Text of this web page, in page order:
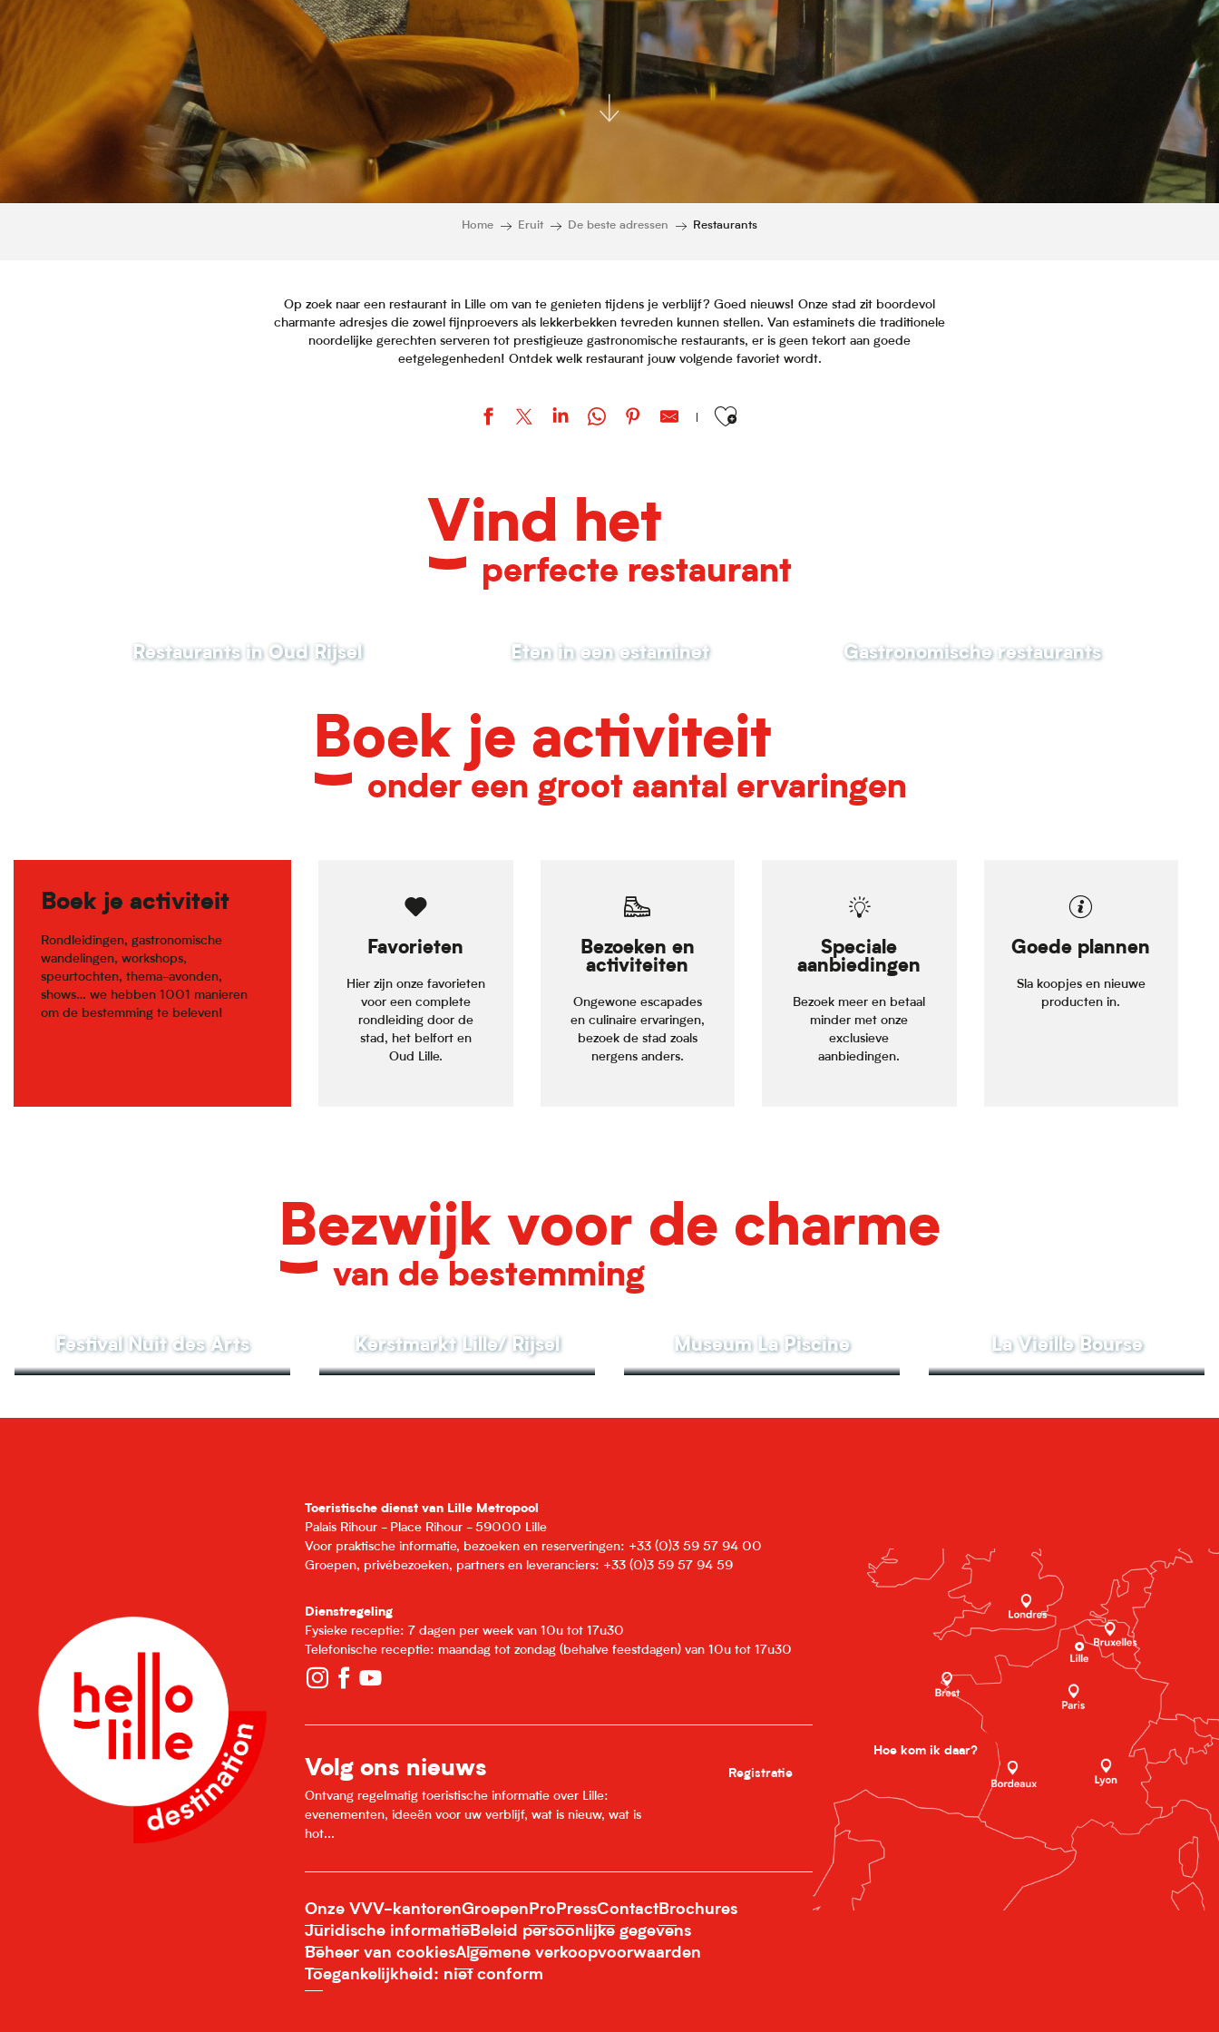
Home Eruit De beste adressen Restaurants
Op zoek naar een restaurant in Lille om van te genieten tijdens je verblijf? Goed nieuws! Onze stad zit boordevol
charmante adresjes die zowel fijnproevers als lekkerbekken tevreden kunnen stellen. Van estaminets die traditionele
noordelijke gerechten serveren tot prestigieuze gastronomische restaurants, er is geen tekort aan goede
eetgelegenheden! Ontdek welk restaurant jouw volgende favoriet wordt.
Ajouter aux favoris
Vind het
perfecte restaurant
Restaurants in Oud Rijsel Eten in een estaminet Gastronomische restaurants
Boek je activiteit
onder een groot aantal ervaringen
Boek je activiteit
Rondleidingen, gastronomische
wandelingen, workshops,
speurtochten, thema-avonden,
shows… we hebben 1001 manieren
om de bestemming te beleven!
Favorieten
Hier zijn onze favorieten
voor een complete
rondleiding door de
stad, het belfort en
Oud Lille.
Bezoeken en
activiteiten
Ongewone escapades
en culinaire ervaringen,
bezoek de stad zoals
nergens anders.
Speciale
aanbiedingen
Bezoek meer en betaal
minder met onze
exclusieve
aanbiedingen.
Goede plannen
Sla koopjes en nieuwe
producten in.
Bezwijk voor de charme
van de bestemming
Festival Nuit des Arts Kerstmarkt Lille/ Rijsel Museum La Piscine La Vieille Bourse
Toeristische dienst van Lille Metropool
Palais Rihour - Place Rihour - 59000 Lille
Voor praktische informatie, bezoeken en reserveringen: +33 (0)3 59 57 94 00
Groepen, privébezoeken, partners en leveranciers: +33 (0)3 59 57 94 59
Dienstregeling
Fysieke receptie: 7 dagen per week van 10u tot 17u30
Telefonische receptie: maandag tot zondag (behalve feestdagen) van 10u tot 17u30
Volg ons nieuws
Ontvang regelmatig toeristische informatie over Lille:
evenementen, ideeën voor uw verblijf, wat is nieuw, wat is
hot...
Registratie
Onze VVV-kantorenGroepen Pro PressContactBrochures
Juridische informatieBeleid persoonlijke gegevens
Beheer van cookiesAlgemene verkoopvoorwaarden
Toegankelijkheid: niet conform
Hoe kom ik daar?